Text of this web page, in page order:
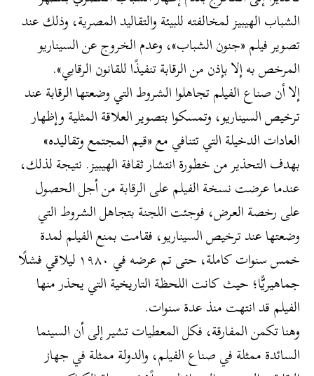
الشباب الهيبيز لمخالفته للبيئة والتقاليد المصرية، وذلك عند
تصوير فيلم «جنون الشباب»، وعدم الخروج عن السيناريو
المرخص به إلا بإذن من الرقابة تنفيذًا للقانون الرقابي».
إلا أن صناع الفيلم تجاهلوا الشروط التي وضعتها الرقابة عند
ترخيص السيناريو، وتمسكوا بتصوير العلاقة المثلية وإظهار
العادات الدخيلة التي تتنافي مع «قيم المجتمع وتقاليده»
بهدف التحذير من خطورة انتشار ثقافة الهيبيز. نتيجة لذلك،
عندما عرضت نسخة الفيلم على الرقابة من أجل الحصول
على رخصة العرض، فوجئت اللجنة بتجاهل الشروط التي
وضعتها عند ترخيص السيناريو، فقامت بمنع الفيلم لمدة
خمس سنوات كاملة، حتى تم عرضه في ١٩٨٠ ليلاقي فشلًا
جماهيريًّا؛ حيث كانت اللحظة التاريخية التي يحذر منها
الفيلم قد انتهت منذ عدة سنوات.
وهنا تكمن المفارقة، فكل المعطيات تشير إلى أن السينما
السائدة ممثلة في صناع الفيلم، والدولة ممثلة في جهاز